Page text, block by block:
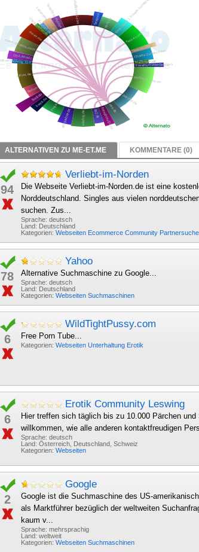
ALTERNATIVEN ZU ME-ET.ME KOMMENTARE (0)
94
Verliebt-im-Norden
Die Webseite Verliebt-im-Norden.de ist eine
Norddeutschland. Singles aus vielen
suchen. Zus...
Sprache: deutsch
Land: Deutschland
Kategorien: Webseiten Ecommerce Community Partnersuche
78
Yahoo
Alternative Suchmaschine zu Google...
Sprache: deutsch
Land: Deutschland
Kategorien: Webseiten Suchmaschinen
6
WildTightPussy.com
Free Porn Tube...
Kategorien: Webseiten Unterhaltung Erotik
6
Erotik Community Leswing
Hier treffen sich täglich bis zu 10.000 Pärchen
willkommen, wie alle anderen kontaktfreudigen
Sprache: deutsch
Land: Österreich, Deutschland, Schweiz
Kategorien: Webseiten
2
Google
Google ist die Suchmaschine des US-
als Marktführer bezüglich der weltweiten
kaum v...
Sprache: mehrsprachig
Land: weltweit
Kategorien: Webseiten Suchmaschinen